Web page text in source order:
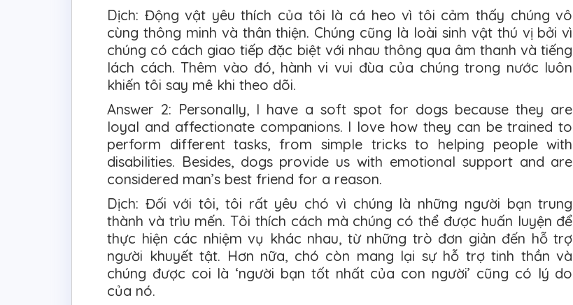
Dịch: Động vật yêu thích của tôi là cá heo vì tôi cảm thấy chúng vô
cùng thông minh và thân thiện. Chúng cũng là loài sinh vật thú vị bởi vì
chúng có cách giao tiếp đặc biệt với nhau thông qua âm thanh và tiếng
lách cách. Thêm vào đó, hành vi vui đùa của chúng trong nước luôn
khiến tôi say mê khi theo dõi.
Answer 2: Personally, I have a soft spot for dogs because they are
loyal and affectionate companions. I love how they can be trained to
perform different tasks, from simple tricks to helping people with
disabilities. Besides, dogs provide us with emotional support and are
considered man’s best friend for a reason.
Dịch: Đối với tôi, tôi rất yêu chó vì chúng là những người bạn trung
thành và trìu mến. Tôi thích cách mà chúng có thể được huấn luyện để
thực hiện các nhiệm vụ khác nhau, từ những trò đơn giản đến hỗ trợ
người khuyết tật. Hơn nữa, chó còn mang lại sự hỗ trợ tinh thần và
chúng được coi là ‘người bạn tốt nhất của con người’ cũng có lý do
của nó.